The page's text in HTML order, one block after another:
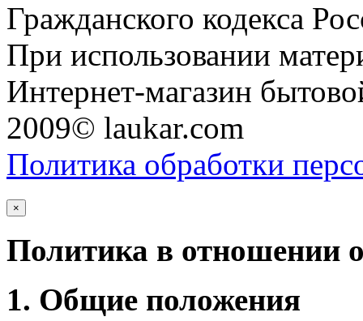
Гражданского кодекса
При использовании
Интернет-магазин
2009© laukar.com
Политика обработки
×
Политика в отношении
1. Общие положения